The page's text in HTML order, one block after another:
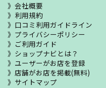
会社概要
利用規約
口コミ利用ガイドライン
プライバシーポリシー
ご利用ガイド
ショップナビとは？
ユーザーがお店を登録
店舗がお店を掲載(無料)
サイトマップ